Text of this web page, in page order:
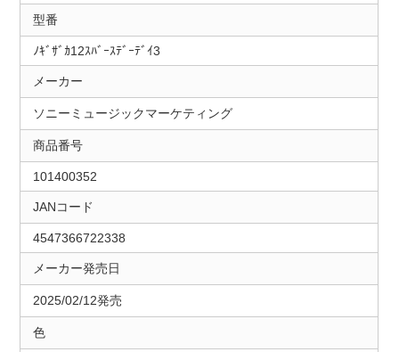
型番
ﾉｷﾞｻﾞｶ12ｽﾊﾞｰｽﾃﾞｰﾃﾞｲ3
メーカー
ソニーミュージックマーケティング
商品番号
101400352
JANコード
4547366722338
メーカー発売日
2025/02/12発売
色